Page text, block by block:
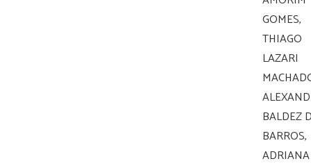
GOMES,
THIAGO
LAZARI
BALDEZ
BARROS,
ADRIANA